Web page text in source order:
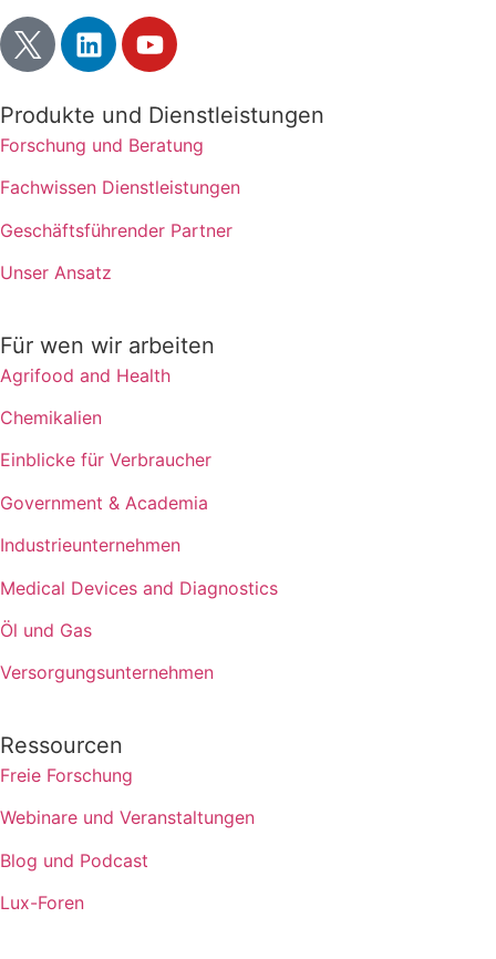
Produkte und Dienstleistungen
Forschung und Beratung
Fachwissen Dienstleistungen
Geschäftsführender Partner
Unser Ansatz
Für wen wir arbeiten
Agrifood and Health
Chemikalien
Einblicke für Verbraucher
Government & Academia
Industrieunternehmen
Medical Devices and Diagnostics
Öl und Gas
Versorgungsunternehmen
Ressourcen
Freie Forschung
Webinare und Veranstaltungen
Blog und Podcast
Lux-Foren